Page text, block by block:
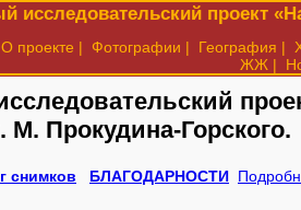
исследовательский проект
О проекте | Фотографии | География |
ЖЖ |
М. Прокудина-Горского.
снимков БЛАГОДАРНОСТИ